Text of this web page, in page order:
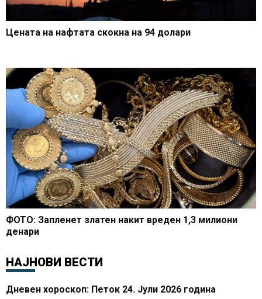
Цената на нафтата скокна на 94 долари
ФОТО: Запленет златен накит вреден 1,3 милиони
денари
НАЈНОВИ ВЕСТИ
Дневен хороскоп: Петок 24. Јули 2026 година